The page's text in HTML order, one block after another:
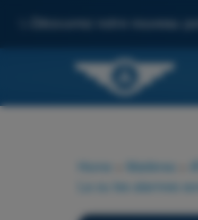
Découvrez notre nouveau
Home Matières